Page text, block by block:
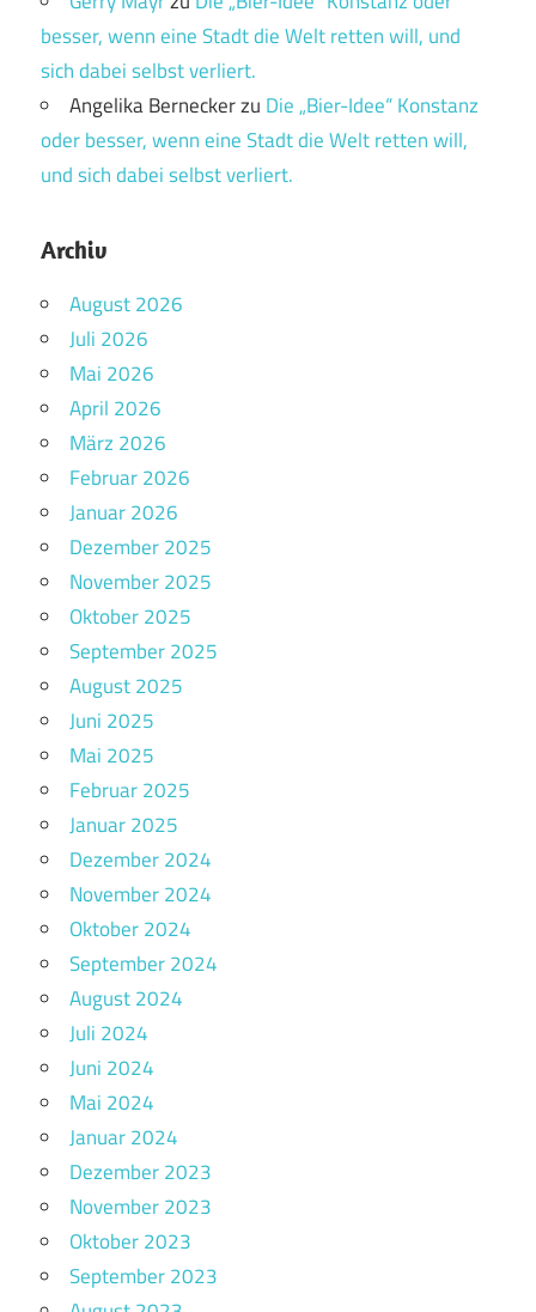
besser, wenn eine Stadt die Welt retten will, und
sich dabei selbst verliert.
Angelika Berneckerzu Die „Bier-Idee“ Konstanz
oder besser, wenn eine Stadt die Welt retten will,
und sich dabei selbst verliert.
Archiv
August 2026
Juli 2026
Mai 2026
April 2026
März 2026
Februar 2026
Januar 2026
Dezember 2025
November 2025
Oktober 2025
September 2025
August 2025
Juni 2025
Mai 2025
Februar 2025
Januar 2025
Dezember 2024
November 2024
Oktober 2024
September 2024
August 2024
Juli 2024
Juni 2024
Mai 2024
Januar 2024
Dezember 2023
November 2023
Oktober 2023
September 2023